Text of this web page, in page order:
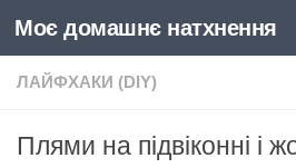
Skip to content
Моє домашнє натхнення
ЛАЙФХАКИ (DIY)
Плями на підвіконні і